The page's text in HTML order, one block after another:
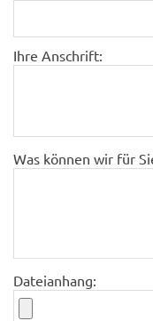
Ihre Anschrift:
Was können wir für
Dateianhang: